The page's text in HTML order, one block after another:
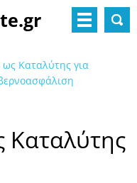
Καταλύτης για